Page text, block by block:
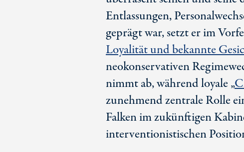
Entlassungen,
geprägt war, setzt er im
Loyalität und bekannte
neokonservativen
nimmt ab, während loyale „
zunehmend zentrale Rolle
Falken im zukünftigen
interventionistischen